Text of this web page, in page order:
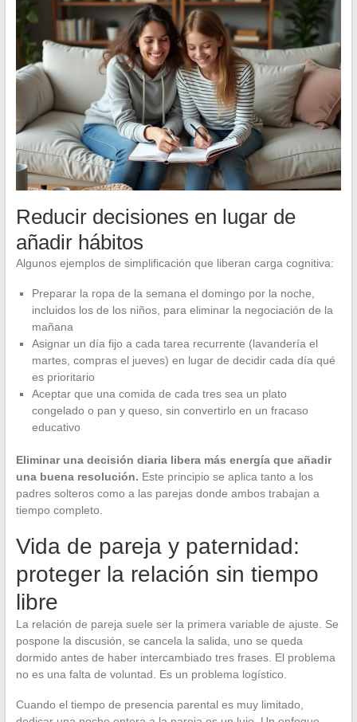
Reducir decisiones en lugar de
añadir hábitos
Algunos ejemplos de simplificación que liberan carga cognitiva:
Preparar la ropa de la semana el domingo por la noche,
incluidos los de los niños, para eliminar la negociación de la
mañana
Asignar un día fijo a cada tarea recurrente (lavandería el
martes, compras el jueves) en lugar de decidir cada día qué
es prioritario
Aceptar que una comida de cada tres sea un plato
congelado o pan y queso, sin convertirlo en un fracaso
educativo
Eliminar una decisión diaria libera más energía que añadir
una buena resolución. Este principio se aplica tanto a los
padres solteros como a las parejas donde ambos trabajan a
tiempo completo.
Vida de pareja y paternidad:
proteger la relación sin tiempo
libre
La relación de pareja suele ser la primera variable de ajuste. Se
pospone la discusión, se cancela la salida, uno se queda
dormido antes de haber intercambiado tres frases. El problema
no es una falta de voluntad. Es un problema logístico.
Cuando el tiempo de presencia parental es muy limitado,